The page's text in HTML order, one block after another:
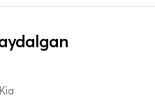
Kia